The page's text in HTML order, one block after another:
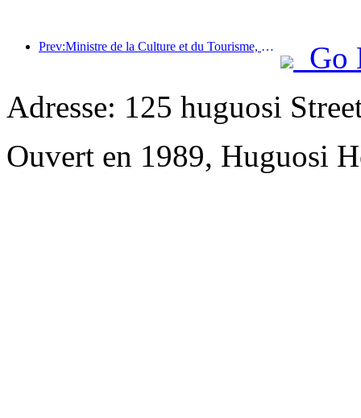
Prev:Ministre de la Culture et du Tourisme, Sun Yeli : Promouvoir la construction d’un pôle touristique majeur et enrichir l’offre de produits touristiques de haute qualité.
Go
Adresse: 125 huguosi
Ouvert en 1989, Huguosi